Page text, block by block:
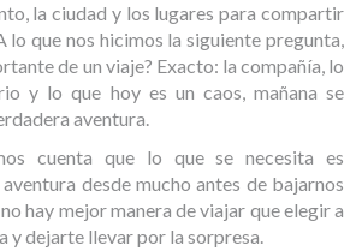
la ciudad y los lugares para compartir
lo que nos hicimos la siguiente pregunta,
de un viaje? Exacto: la compañía, lo
y lo que hoy es un caos, mañana se
aventura.
cuenta que lo que se necesita es
desde mucho antes de bajarnos
hay mejor manera de viajar que elegir a
y dejarte llevar por la sorpresa.